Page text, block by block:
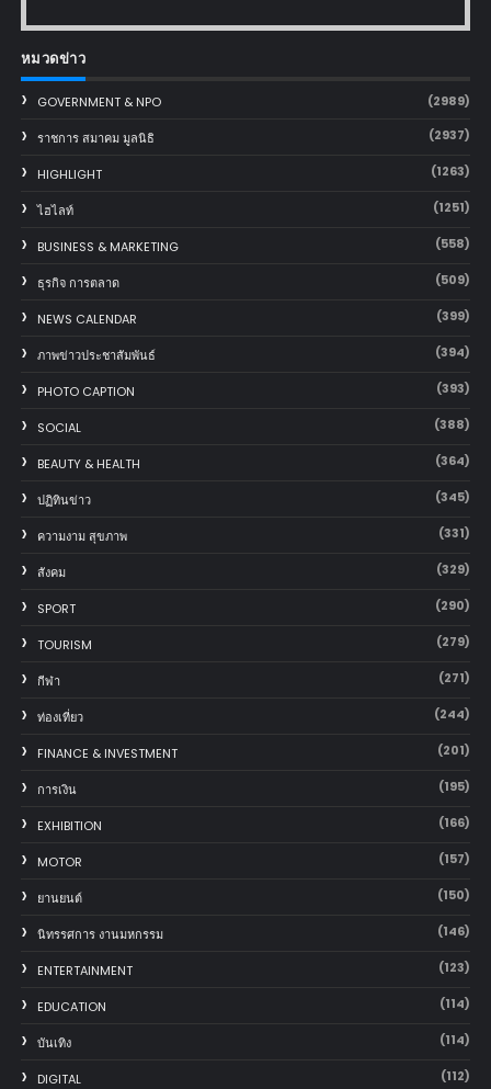
หมวดข่าว
GOVERNMENT & NPO (2989)
ราชการ สมาคม มูลนิธิ (2937)
HIGHLIGHT (1263)
ไฮไลท์ (1251)
BUSINESS & MARKETING (558)
ธุรกิจ การตลาด (509)
NEWS CALENDAR (399)
ภาพข่าวประชาสัมพันธ์ (394)
PHOTO CAPTION (393)
SOCIAL (388)
BEAUTY & HEALTH (364)
ปฏิทินข่าว (345)
ความงาม สุขภาพ (331)
สังคม (329)
SPORT (290)
TOURISM (279)
กีฬา (271)
ท่องเที่ยว (244)
FINANCE & INVESTMENT (201)
การเงิน (195)
EXHIBITION (166)
MOTOR (157)
‎ยานยนต์‎ (150)
นิทรรศการ งานมหกรรม (146)
ENTERTAINMENT (123)
EDUCATION (114)
บันเทิง (114)
DIGITAL (112)